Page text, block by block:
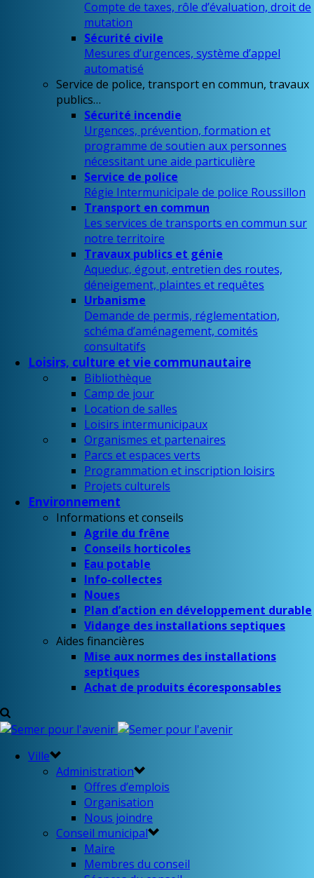
Compte de taxes, rôle d’évaluation, droit de
mutation
Sécurité civile
Mesures d’urgences, système d’appel
automatisé
Service de police, transport en commun, travaux
publics…
Sécurité incendie
Urgences, prévention, formation et
programme de soutien aux personnes
nécessitant une aide particulière
Service de police
Régie Intermunicipale de police Roussillon
Transport en commun
Les services de transports en commun sur
notre territoire
Travaux publics et génie
Aqueduc, égout, entretien des routes,
déneigement, plaintes et requêtes
Urbanisme
Demande de permis, réglementation,
schéma d’aménagement, comités
consultatifs
Loisirs, culture et vie communautaire
Bibliothèque
Camp de jour
Location de salles
Loisirs intermunicipaux
Organismes et partenaires
Parcs et espaces verts
Programmation et inscription loisirs
Projets culturels
Environnement
Informations et conseils
Agrile du frêne
Conseils horticoles
Eau potable
Info-collectes
Noues
Plan d’action en développement durable
Vidange des installations septiques
Aides financières
Mise aux normes des installations
septiques
Achat de produits écoresponsables
Ville
Administration
Offres d’emplois
Organisation
Nous joindre
Conseil municipal
Maire
Membres du conseil